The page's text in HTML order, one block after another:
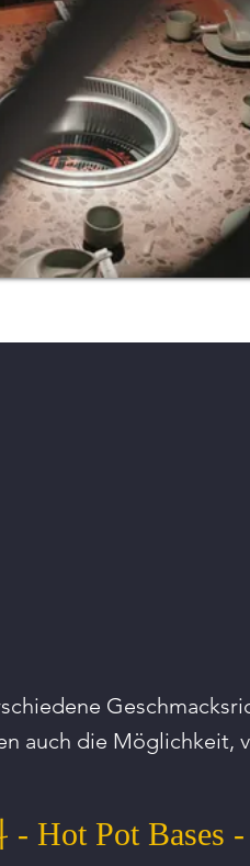
auch die Möglichkeit,
- Hot Pot Bases